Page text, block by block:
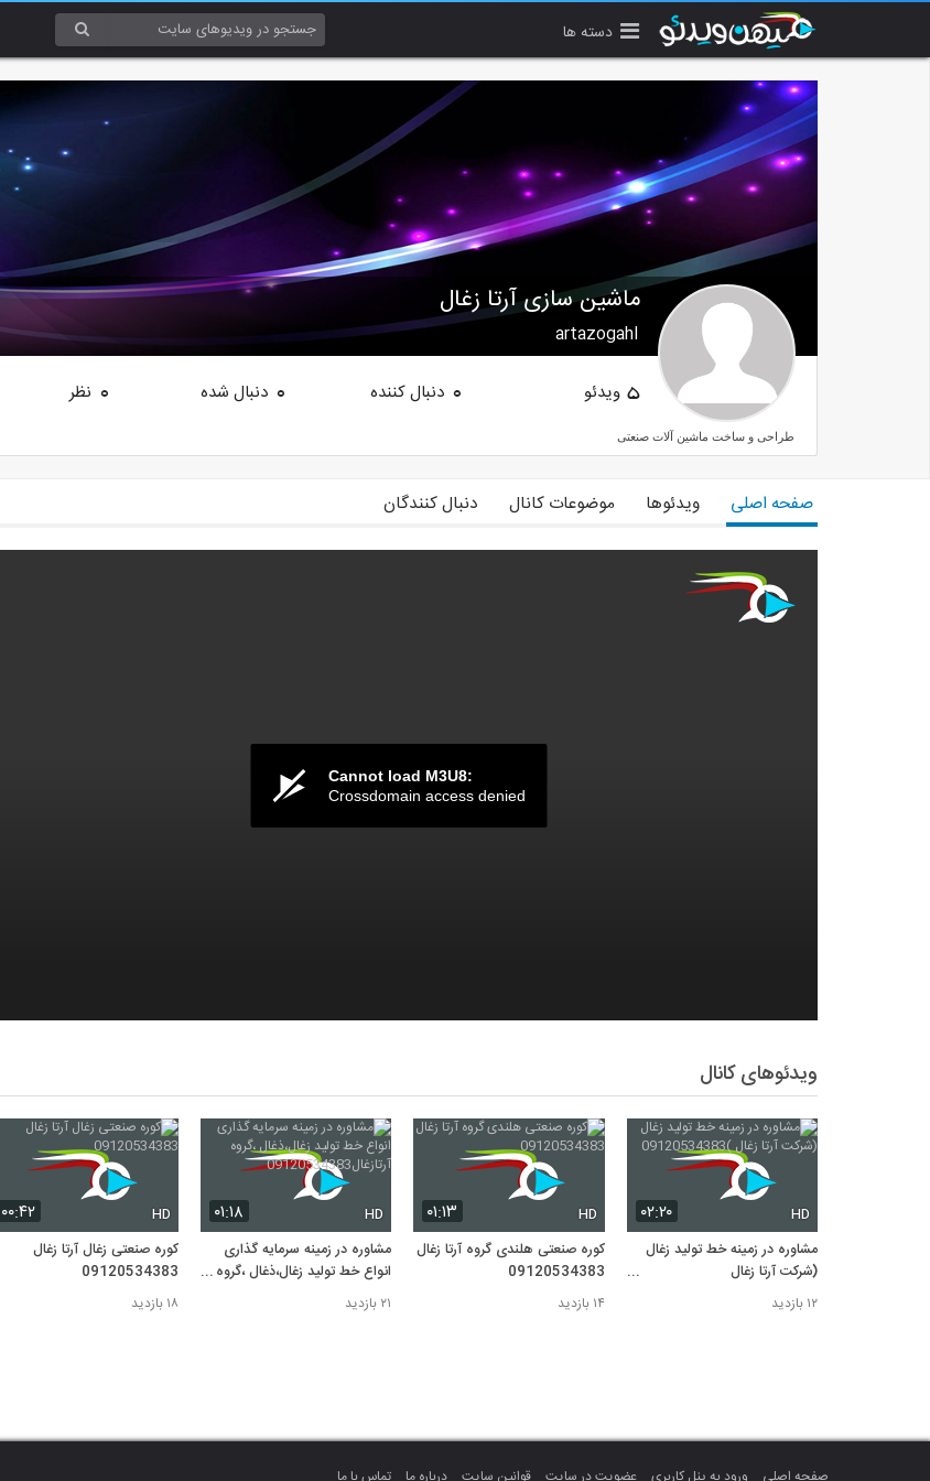
دسته ها
ماشین سازی آرتا زغال
artazogahl
5 ویدئو 0 دنبال کننده 0 دنبال شده 0 نظر
طراحی و ساخت ماشین آلات صنعتی
صفحه اصلی ویدئوها موضوعات کانال دنبال کنندگان
Cannot load M3U8:
Crossdomain access denied
ویدئوهای کانال
۰۲:۲۰ HD
مشاوره در زمینه خط تولید زغال
(شرکت آرتا زغال
)09120534383
۱۲ بازدید
۰۱:۱۳ HD
کوره صنعتی هلندی گروه آرتا زغال
09120534383
۱۴ بازدید
۰۱:۱۸ HD
مشاوره در زمینه سرمایه گذاری
انواع خط تولید زغال،ذغال ،گروه
آرتازغال09120534383
۲۱ بازدید
۰۰:۴۲ HD
کوره صنعتی زغال آرتا زغال
09120534383
۱۸ بازدید
صفحه اصلی ورود به پنل کاربری عضویت در سایت قوانین سایت درباره ما تماس با ما